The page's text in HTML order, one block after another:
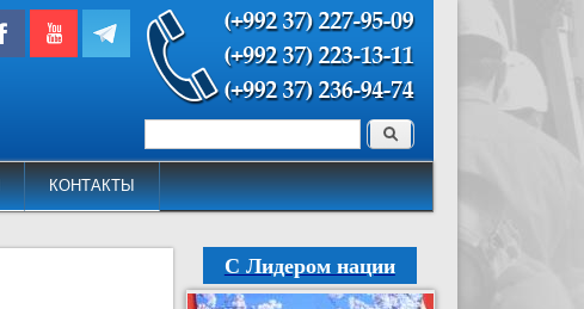
КОНТАКТЫ
Форма поиска Поиск
С Лидером нации